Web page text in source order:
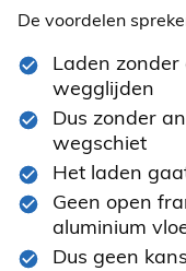
De voordelen
Laden zonder
wegglijden
Dus zonder
wegschiet
Het laden
Geen open
aluminium
Dus geen